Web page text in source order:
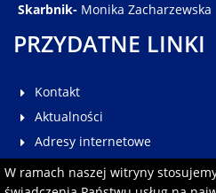
W ramach naszej witryny
Skarbnik- Monika Zacharzewska
PRZYDATNE LINKI
Kontakt
Aktualności
Adresy internetowe
Galeria